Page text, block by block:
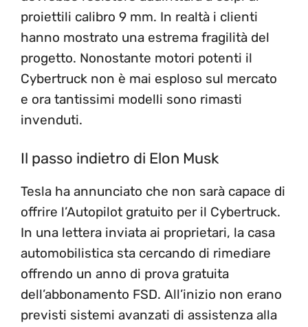
proiettili calibro 9 mm. In realtà i clienti
hanno mostrato una estrema fragilità del
progetto. Nonostante motori potenti il
Cybertruck non è mai esploso sul mercato
e ora tantissimi modelli sono rimasti
invenduti.
Il passo indietro di Elon Musk
Tesla ha annunciato che non sarà capace di
offrire l’Autopilot gratuito per il Cybertruck.
In una lettera inviata ai proprietari, la casa
automobilistica sta cercando di rimediare
offrendo un anno di prova gratuita
dell’abbonamento FSD. All’inizio non erano
previsti sistemi avanzati di assistenza alla